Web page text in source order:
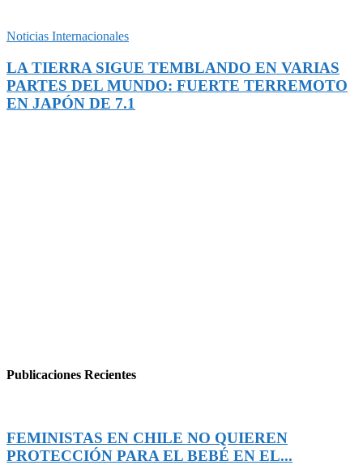
Noticias Internacionales
LA TIERRA SIGUE TEMBLANDO EN VARIAS
PARTES DEL MUNDO: FUERTE TERREMOTO
EN JAPÓN DE 7.1
Publicaciones Recientes
FEMINISTAS EN CHILE NO QUIEREN
PROTECCIÓN PARA EL BEBÉ EN EL...